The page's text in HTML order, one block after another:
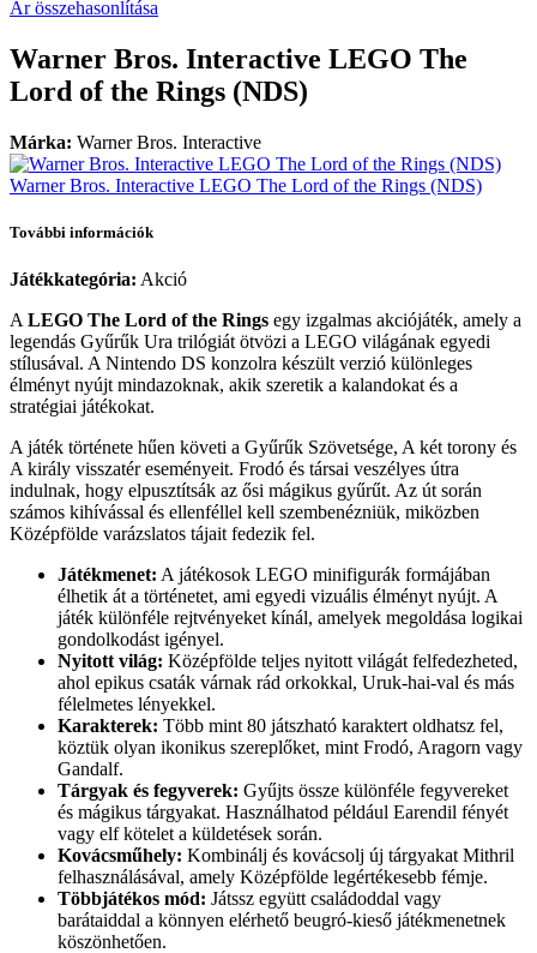
Ár összehasonlítása
Warner Bros. Interactive LEGO The
Lord of the Rings (NDS)
Márka: Warner Bros. Interactive
Warner Bros. Interactive LEGO The Lord of the Rings (NDS)
További információk
Játékkategória: Akció
A LEGO The Lord of the Rings egy izgalmas akciójáték, amely a
legendás Gyűrűk Ura trilógiát ötvözi a LEGO világának egyedi
stílusával. A Nintendo DS konzolra készült verzió különleges
élményt nyújt mindazoknak, akik szeretik a kalandokat és a
stratégiai játékokat.
A játék története hűen követi a Gyűrűk Szövetsége, A két torony és
A király visszatér eseményeit. Frodó és társai veszélyes útra
indulnak, hogy elpusztítsák az ősi mágikus gyűrűt. Az út során
számos kihívással és ellenféllel kell szembenézniük, miközben
Középfölde varázslatos tájait fedezik fel.
Játékmenet: A játékosok LEGO minifigurák formájában
élhetik át a történetet, ami egyedi vizuális élményt nyújt. A
játék különféle rejtvényeket kínál, amelyek megoldása logikai
gondolkodást igényel.
Nyitott világ: Középfölde teljes nyitott világát felfedezheted,
ahol epikus csaták várnak rád orkokkal, Uruk-hai-val és más
félelmetes lényekkel.
Karakterek: Több mint 80 játszható karaktert oldhatsz fel,
köztük olyan ikonikus szereplőket, mint Frodó, Aragorn vagy
Gandalf.
Tárgyak és fegyverek: Gyűjts össze különféle fegyvereket
és mágikus tárgyakat. Használhatod például Earendil fényét
vagy elf kötelet a küldetések során.
Kovácsműhely: Kombinálj és kovácsolj új tárgyakat Mithril
felhasználásával, amely Középfölde legértékesebb fémje.
Többjátékos mód: Játssz együtt családoddal vagy
barátaiddal a könnyen elérhető beugró-kieső játékmenetnek
köszönhetően.